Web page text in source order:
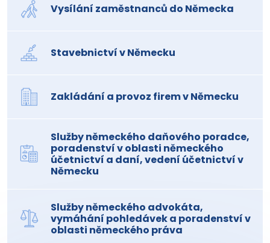
Vysílání zaměstnanců do Německa
Stavebnictví v Německu
Zakládání a provoz firem v Německu
Služby německého daňového poradce,
poradenství v oblasti německého
účetnictví a daní, vedení účetnictví v
Německu
Služby německého advokáta,
vymáhání pohledávek a poradenství v
oblasti německého práva